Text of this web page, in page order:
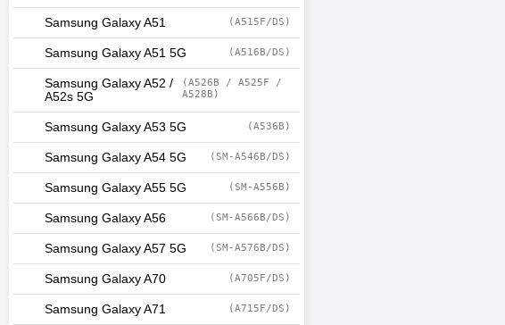
Samsung Galaxy A51 (A515F/DS)
Samsung Galaxy A51 5G (A516B/DS)
Samsung Galaxy A52 /
A52s 5G
(A526B / A525F /
A528B)
Samsung Galaxy A53 5G (A536B)
Samsung Galaxy A54 5G (SM-A546B/DS)
Samsung Galaxy A55 5G (SM-A556B)
Samsung Galaxy A56 (SM-A566B/DS)
Samsung Galaxy A57 5G (SM-A576B/DS)
Samsung Galaxy A70 (A705F/DS)
Samsung Galaxy A71 (A715F/DS)